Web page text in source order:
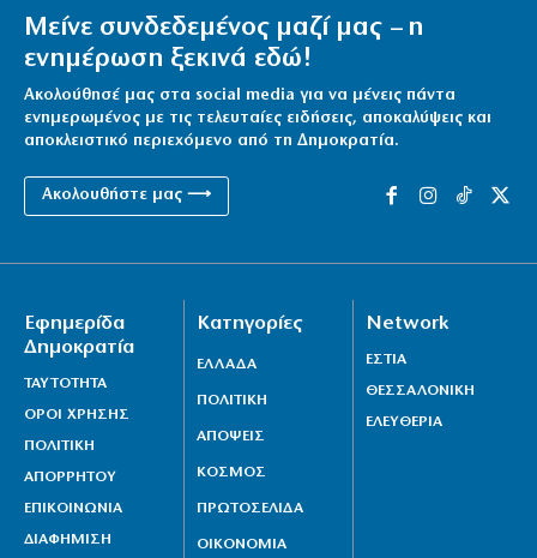
Μείνε συνδεδεμένος μαζί μας – η
ενημέρωση ξεκινά εδώ!
Ακολούθησέ μας στα social media για να μένεις πάντα
ενημερωμένος με τις τελευταίες ειδήσεις, αποκαλύψεις και
αποκλειστικό περιεχόμενο από τη Δημοκρατία.
Ακολουθήστε μας ⟶
Εφημερίδα
Δημοκρατία
ΤΑΥΤΟΤΗΤΑ
ΟΡΟΙ ΧΡΗΣΗΣ
ΠΟΛΙΤΙΚΗ
ΑΠΟΡΡΗΤΟΥ
ΕΠΙΚΟΙΝΩΝΙΑ
ΔΙΑΦΗΜΙΣΗ
Κατηγορίες
ΕΛΛΑΔΑ
ΠΟΛΙΤΙΚΗ
ΑΠΟΨΕΙΣ
ΚΟΣΜΟΣ
ΠΡΩΤΟΣΕΛΙΔΑ
ΟΙΚΟΝΟΜΙΑ
Network
ΕΣΤΙΑ
ΘΕΣΣΑΛΟΝΙΚΗ
ΕΛΕΥΘΕΡΙΑ